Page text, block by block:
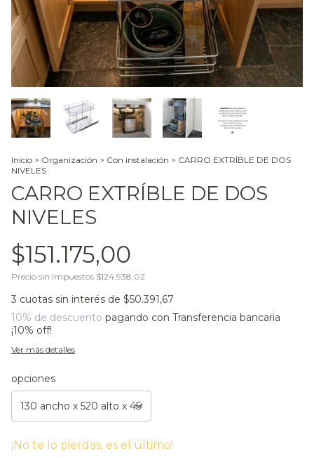
Inicio > Organización > Con instalación > CARRO EXTRÍBLE DE DOS
NIVELES
CARRO EXTRÍBLE DE DOS
NIVELES
$151.175,00
Precio sin impuestos $124.938,02
3 cuotas sin interés de $50.391,67
10% de descuento pagando con Transferencia bancaria
¡10% off!
Ver más detalles
opciones
¡No te lo pierdas, es el último!